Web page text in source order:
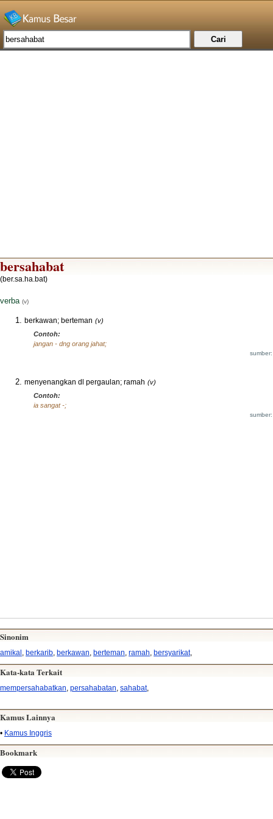
bersahabat
(ber.sa.ha.bat)
verba (v)
berkawan; berteman (v)
Contoh:
jangan - dng orang jahat;
menyenangkan dl pergaulan; ramah (v)
Contoh:
ia sangat -;
Sinonim
amikal berkarib berkawan berteman ramah bersyarikat,
Kata-kata Terkait
mempersahabatkan, persahabatan, sahabat,
Kamus Lainnya
• Kamus Inggris
Bookmark